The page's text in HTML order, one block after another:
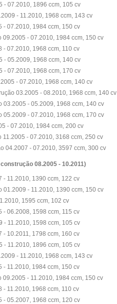
- 07.2010, 1896 ccm, 105 cv
- 11.2010, 1968 ccm, 143 cv
- 07.2010, 1984 ccm, 150 cv
09.2005 - 07.2010, 1984 ccm, 150 cv
- 07.2010, 1968 ccm, 110 cv
- 05.2009, 1968 ccm, 140 cv
- 07.2010, 1968 ccm, 170 cv
- 07.2010, 1968 ccm, 140 cv
03.2005 - 08.2010, 1968 ccm, 140 cv
03.2005 - 05.2009, 1968 ccm, 140 cv
05.2009 - 07.2010, 1968 ccm, 170 cv
- 07.2010, 1984 ccm, 200 cv
11.2005 - 07.2010, 3168 ccm, 250 cv
04.2007 - 07.2010, 3597 ccm, 300 cv
08.2005 - 10.2011)
- 11.2010, 1390 ccm, 122 cv
01.2009 - 11.2010, 1390 ccm, 150 cv
1595 ccm, 102 cv
- 06.2008, 1598 ccm, 115 cv
- 11.2010, 1598 ccm, 105 cv
- 10.2011, 1798 ccm, 160 cv
- 11.2010, 1896 ccm, 105 cv
- 11.2010, 1968 ccm, 143 cv
- 11.2010, 1984 ccm, 150 cv
09.2005 - 11.2010, 1984 ccm, 150 cv
- 11.2010, 1968 ccm, 110 cv
- 05.2007, 1968 ccm, 120 cv